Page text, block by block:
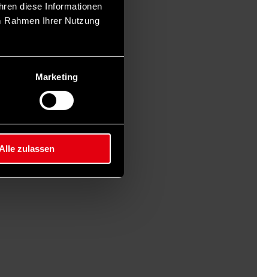
diese Informationen
Rahmen Ihrer Nutzung
Marketing
zulassen